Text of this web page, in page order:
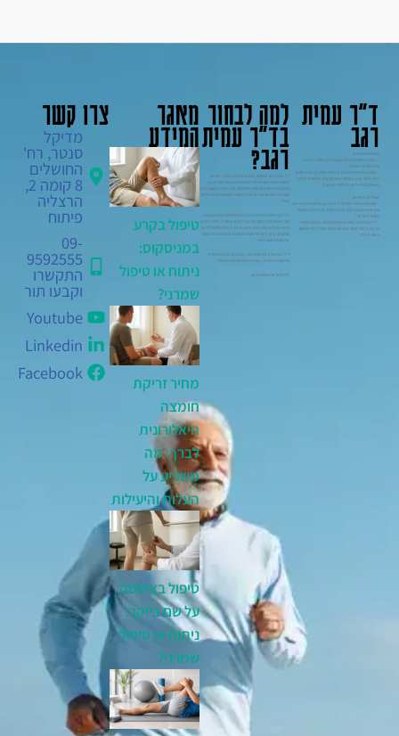
ד"ר עמית
רגב
בתחום מומחיותו:
– ניתוחי החלפת פרקים ראשונית וכן החלפות חוזרות
(רוויזיות) של תותבות.
– מבצע ניתוחי החלפת ברך והחלפת מפרק ירך בבית חולים
מאיר בכפר סבא, במדיקל סנטר בהרצליה (למבוטחי כללית
מושלם, קופ"ח לאומית וחברות הביטוח).
מטופלים מספרים:
– רוצה לפרגן ולומר תודה לד"ר עמית רגב על הניתוח שידי זהב
עשו אותו ושאתה רופא אנושי ומצויין. מי יתן וירבו רופאים
כמותך בישראל !
– ד"ר עמית רגב, תודה על הטיפול המסור. היחס האכפתי
שנתת לי, והכי חשוב תודה שבזכותך אוכל לחזור ולתפקד
באופן נורמלי !
למה לבחור
בד"ר עמית
רגב?
ד"ר עמית רגב, אורטופד מומחה בהרצליה, בעל ניסיון של
למעלה משני עשורים של ניסיון בכירורגיה אורתופדית, עם
התמחות מיוחדת בהחלפת מפרקים. את ניסיונו המקצועי רכש
בעבודתו כמומחה בכיר ביחידה להחלפת מפרקים בבית החולים
מאיר.
ד"ר רגב השלים התמחות-על בתחום החלפת מפרקים בקנדה,
לצד השתלמויות מתקדמות בגרמניה ובאוסטריה. מלבד הליכים
כירורגיים, הוא מציע מגוון פתרונות לא ניתוחיים לטיפול בכאבי
מפרקים, מתוך גישה הוליסטית שמטרתה להתאים לכל מטופל
את הפתרון הטוב ביותר.
ד"ר רגב דוגל ביחס אישי ולבבי, ומתאים את הטיפול על פי
ההיסטוריה הרפואית, אורח החיים והעדפות המטופל.
אל תדחו את הטיפול בכאב.
מאגר
המידע
טיפול בקרע
במניסקוס:
ניתוח או טיפול
שמרני?
מחיר זריקת
חומצה
היאלורונית
לברך: מה
משפיע על
העלות והיעילות
טיפול בציסטה
על שם בייקר:
ניתוח או טיפול
שמרני?
צרו קשר
מדיקל
סנטר, רח'
החושלים
8 קומה 2,
הרצליה
פיתוח
09-
9592555
התקשרו
וקבעו תור
Youtube
Linkedin
Facebook